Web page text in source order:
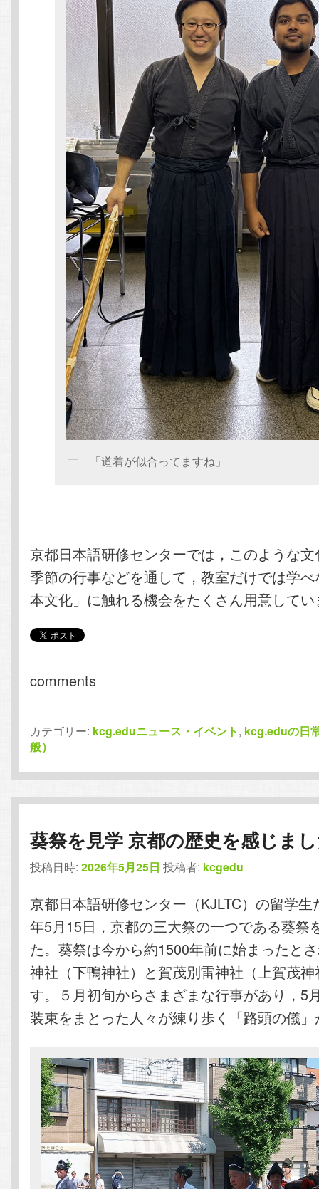
「道着が似合ってますね」
京都日本語研修センターでは，このような
季節の行事などを通して，教室だけでは学
本文化」に触れる機会をたくさん用意して
comments
カテゴリー: kcg.eduニュース・イベント, kcg.eduの日
般）
葵祭を見学 京都の歴史を感じま
投稿日時:2026年5月25日 投稿者: kcgedu
京都日本語研修センター（KJLTC）の留学生
年5月15日，京都の三大祭の一つである葵祭
た。葵祭は今から約1500年前に始まったと
神社（下鴨神社）と賀茂別雷神社（上賀茂
す。５月初旬からさまざまな行事があり，5
装束をまとった人々が練り歩く「路頭の儀